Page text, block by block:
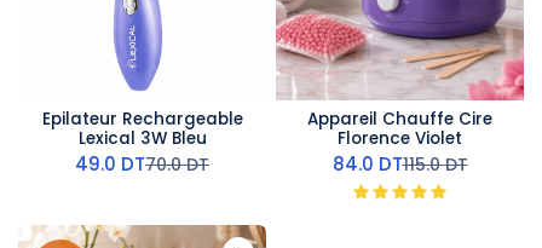
Epilateur Rechargeable
Lexical 3W Bleu
49.0 DT70.0DT
Appareil Chauffe Cire
Florence Violet
84.0 DT115.0DT